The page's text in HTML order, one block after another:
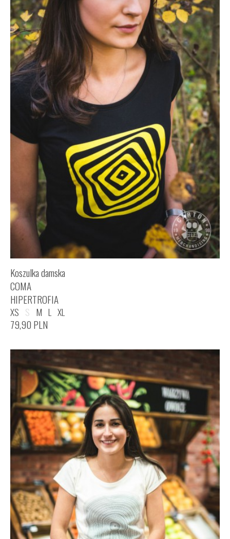
Koszulka damska
COMA
HIPERTROFIA
XS S M L XL
79,90 PLN